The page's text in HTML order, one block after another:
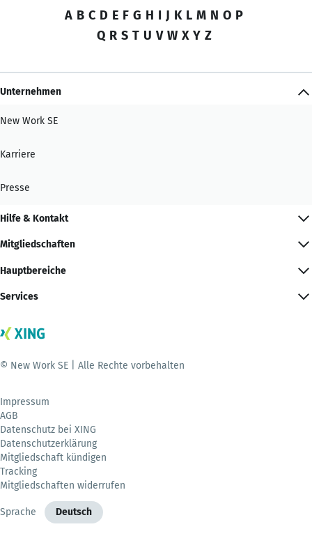
A B C D E F G H I J K L M N O P
Q R S T U V W X Y Z
Unternehmen
New Work SE
Karriere
Presse
Hilfe & Kontakt
Mitgliedschaften
Hauptbereiche
Services
© New Work SE | Alle Rechte vorbehalten
Impressum
AGB
Datenschutz bei XING
Datenschutzerklärung
Mitgliedschaft kündigen
Tracking
Mitgliedschaften widerrufen
Sprache Deutsch